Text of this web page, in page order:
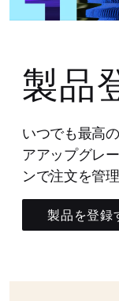
製品
いつでも最高
アアップグレ
ンで注文を管
製品を登録